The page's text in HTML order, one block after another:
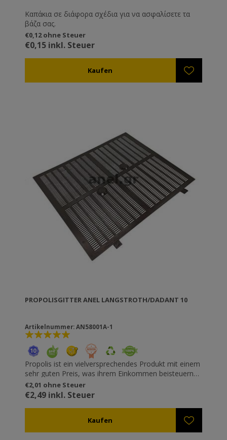
Καπάκια σε διάφορα σχέδια για να ασφαλίσετε τα
βάζα σας.
€0,12 ohne Steuer
€0,15 inkl. Steuer
PROPOLISGITTER ANEL LANGSTROTH/DADANT 10
Artikelnummer: AN58001A-1
Propolis ist ein vielversprechendes Produkt mit einem
sehr guten Preis, was ihrem Einkommen beisteuern
könnte, ohne das ein großer Zeitaufwand benötigt
wird. Die Propolisgitter werden zwischen der obersten
Platz übrig sein, so dass Luftströme erzeugt werden
vor denen die Bienen sich zu schützen versuchen
€2,01 ohne Steuer
€2,49 inkl. Steuer